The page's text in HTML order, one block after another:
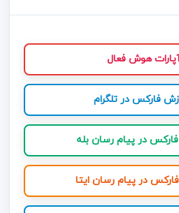
آپارات هوش فعال
فارکس در تلگرام
در پیام رسان بله
در پیام رسان ایتا